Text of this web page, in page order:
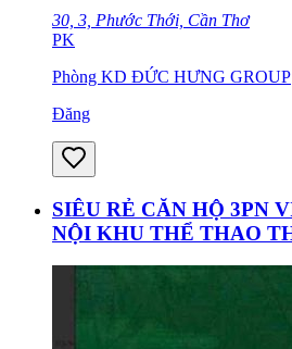
30, 3, Phước Thới, Cần Thơ
PK
Phòng KD ĐỨC HƯNG GROUP
Đăng
SIÊU RẺ CĂN HỘ 3PN
NỘI KHU THỂ THAO